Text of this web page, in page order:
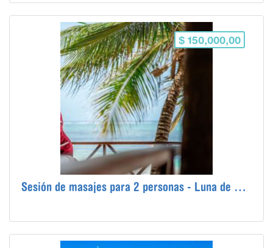
$ 150,000,00
Sesión de masajes para 2 personas - Luna de Miel